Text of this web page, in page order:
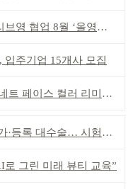
협업 8월 ‘올영픽’ 선정
입주기업 15개사 모집
이스 컬러 리미티드’ 출시
대수술… 시험자료 공용 허용
그린 미래 뷰티 교육”